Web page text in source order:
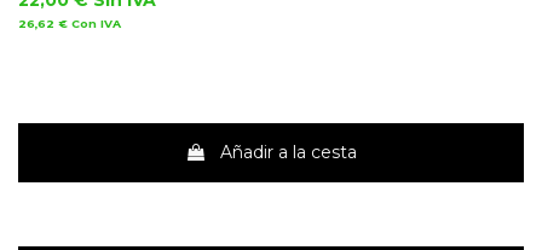
26,62 € Con IVA
Añadir a la cesta